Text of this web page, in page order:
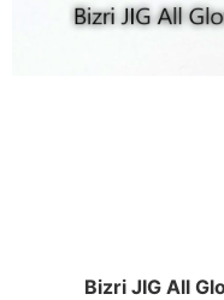
Bizri JIG All